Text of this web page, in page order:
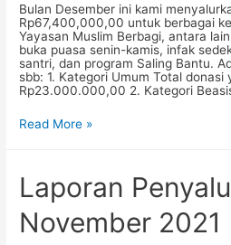
Bulan Desember ini kami
Rp67,400,000,00 untuk berbagai
Yayasan Muslim Berbagi, antara
buka puasa senin-kamis, infak
santri, dan program Saling Bantu.
sbb: 1. Kategori Umum Total donasi
Rp23.000.000,00 2. Kategori
Laporan
2021
Read More »
Laporan
November 2021